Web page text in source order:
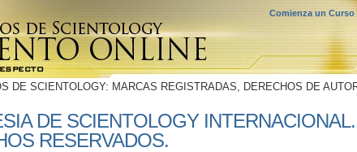
Comienza un
DE SCIENTOLOGY: MARCAS REGISTRADAS, DERECHOS DE
DE SCIENTOLOGY INTERNACIONAL.
RESERVADOS.